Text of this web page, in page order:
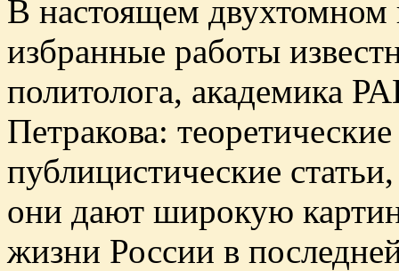
В настоящем двухтомном
избранные работы
политолога, академика
Петракова:
публицистические
они дают широкую
жизни России в